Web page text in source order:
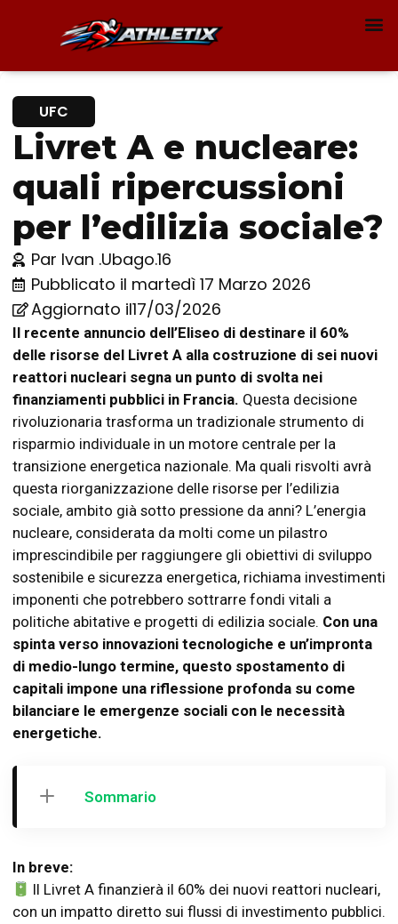
UFC
Livret A e nucleare:
quali ripercussioni
per l’edilizia sociale?
Par Ivan .Ubago.16
Pubblicato il martedì 17 Marzo 2026
Aggiornato il17/03/2026
Il recente annuncio dell’Eliseo di destinare il 60%
delle risorse del Livret A alla costruzione di sei nuovi
reattori nucleari segna un punto di svolta nei
finanziamenti pubblici in Francia. Questa decisione
rivoluzionaria trasforma un tradizionale strumento di
risparmio individuale in un motore centrale per la
transizione energetica nazionale. Ma quali risvolti avrà
questa riorganizzazione delle risorse per l’edilizia
sociale, ambito già sotto pressione da anni? L’energia
nucleare, considerata da molti come un pilastro
imprescindibile per raggiungere gli obiettivi di sviluppo
sostenibile e sicurezza energetica, richiama investimenti
imponenti che potrebbero sottrarre fondi vitali a
politiche abitative e progetti di edilizia sociale. Con una
spinta verso innovazioni tecnologiche e un’impronta
di medio-lungo termine, questo spostamento di
capitali impone una riflessione profonda su come
bilanciare le emergenze sociali con le necessità
energetiche.
Sommario
In breve:
Il Livret A finanzierà il 60% dei nuovi reattori nucleari,
con un impatto diretto sui flussi di investimento pubblici.